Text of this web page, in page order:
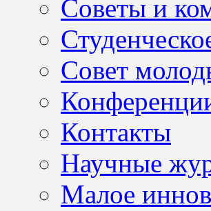
Советы и
Совет
Контакты
Научные
Малое